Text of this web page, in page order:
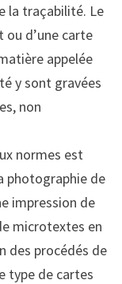
la traçabilité. Le
d’une carte
appelée
y sont gravées
non
normes est
photographie de
impression de
microtextes en
des procédés de
type de cartes